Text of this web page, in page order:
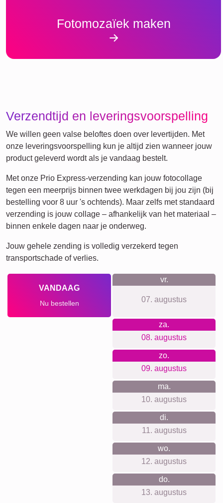
Fotomozaïek maken
Verzendtijd en leveringsvoorspelling
We willen geen valse beloftes doen over levertijden. Met
onze leveringsvoorspelling kun je altijd zien wanneer jouw
product geleverd wordt als je vandaag bestelt.
Met onze Prio Express-verzending kan jouw fotocollage
tegen een meerprijs binnen twee werkdagen bij jou zijn (bij
bestelling voor 8 uur 's ochtends). Maar zelfs met standaard
verzending is jouw collage – afhankelijk van het materiaal –
binnen enkele dagen naar je onderweg.
Jouw gehele zending is volledig verzekerd tegen
transportschade of verlies.
VANDAAG
Nu bestellen
vr.
07. augustus
za.
08. augustus
zo.
09. augustus
ma.
10. augustus
di.
11. augustus
wo.
12. augustus
do.
13. augustus